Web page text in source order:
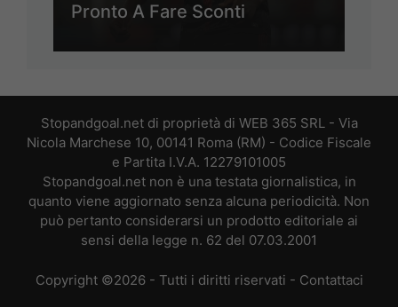
Pronto A Fare Sconti
Stopandgoal.net di proprietà di WEB 365 SRL - Via
Nicola Marchese 10, 00141 Roma (RM) - Codice Fiscale
e Partita I.V.A. 12279101005
Stopandgoal.net non è una testata giornalistica, in
quanto viene aggiornato senza alcuna periodicità. Non
può pertanto considerarsi un prodotto editoriale ai
sensi della legge n. 62 del 07.03.2001
Copyright ©2026 - Tutti i diritti riservati - Contattaci